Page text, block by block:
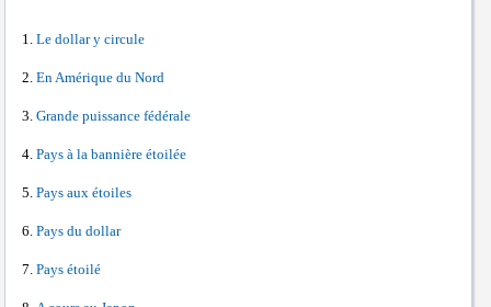
Le dollar y circule
En Amérique du Nord
Grande puissance fédérale
Pays à la bannière étoilée
Pays aux étoiles
Pays du dollar
Pays étoilé